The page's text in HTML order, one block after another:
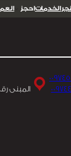
الخدماتاحجز
المبنى رقم 27، المنطقة 40، شارع 820، الطريق الدائري